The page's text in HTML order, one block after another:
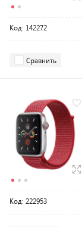
Код: 142272
Сравнить
Код: 222953